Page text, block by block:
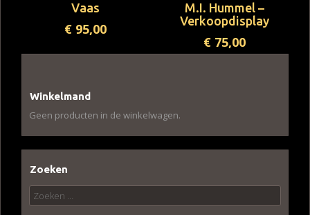
Vaas
€ 95,00
M.I. Hummel –
Verkoopdisplay
€75,00
Winkelmand
Geen producten in de winkelwagen.
Zoeken
Zoeken
naar: